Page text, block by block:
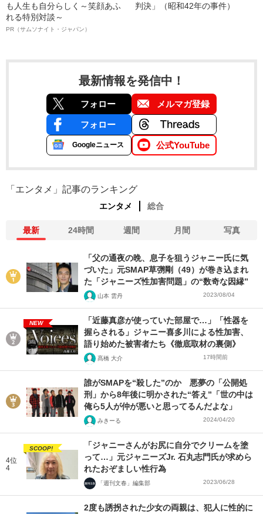
も人生も自分らしく～笑顔あふ
れる特別対談～
PR（サムソナイト・ジャパン）
判決」（昭和42年の事件）
最新情報を発信中！
フォロー メルマガ登録
フォロー
Googleニュース 公式YouTube
「エンタメ」記事のランキング
エンタメ 総合
最新 24時間 週間 月間 写真
「父の通夜の晩、息子を狙うジャニー氏に気
づいた」元SMAP草彅剛（49）が巻き込まれ
た「ジャニーズ性加害問題」の“数奇な因縁”
山本 雲丹 2023/08/04
NEW
「近藤真彦が使っていた部屋で…」「性器を
握らされる」ジャニー喜多川による性加害、
語り始めた被害者たち《徹底取材の裏側》
髙橋 大介 17時間前
誰がSMAPを“殺した”のか 悪夢の「公開処
刑」から8年後に明かされた“答え”「世の中は
俺ら5人が仲が悪いと思ってるんだよな」
みきーる 2024/04/20
4位
4
SCOOP!
「ジャニーさんがお尻に自分でクリームを塗
って…」元ジャニーズJr. 石丸志門氏が求めら
れたおぞましい性行為
「週刊文春」編集部 2023/06/28
2度も誘拐された少女の両親は、犯人に性的に